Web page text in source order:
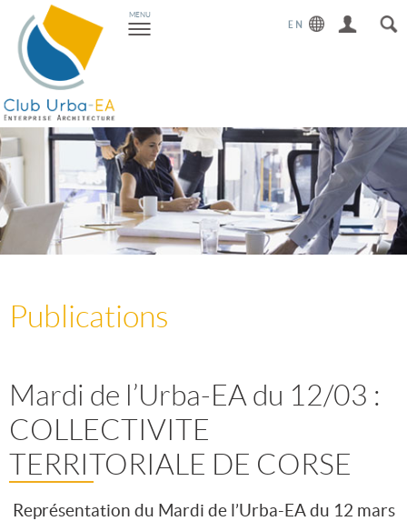
Toggle
navigation
MENU
Publications
Mardi de l’Urba-EA du 12/03 :
COLLECTIVITE
TERRITORIALE DE CORSE
Représentation du Mardi de l’Urba-EA du 12 mars